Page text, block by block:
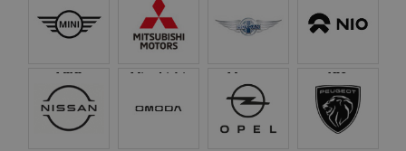
MINI Mitsubishi Morgan NIO